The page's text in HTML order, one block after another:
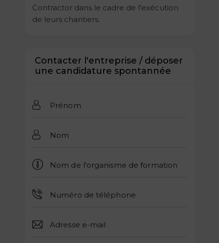
Contractor dans le cadre de l'exécution
de leurs chantiers.
Contacter l'entreprise / déposer
une candidature spontannée